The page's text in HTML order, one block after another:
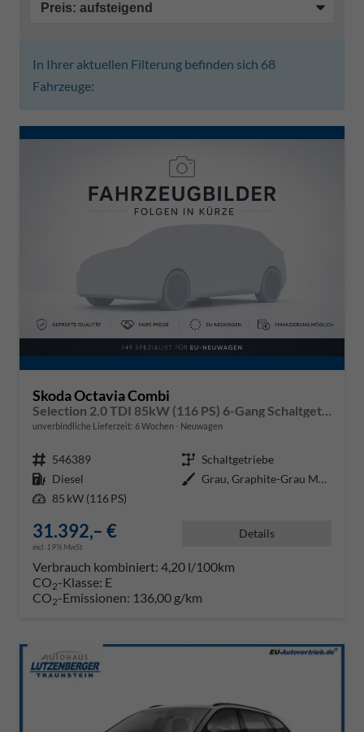
In Ihrer aktuellen Filterung befinden sich 68
Fahrzeuge:
Skoda Octavia Combi
unverbindliche Lieferzeit: 6 Wochen Neuwagen
Fahrzeugnr. 546389 Getriebe Schaltgetriebe
Kraftstoff Diesel Außenfarbe
Grau, Graphite-Grau Metallic (5X
Leistung 85 kW (116 PS)
31.392,– €
incl. 19% MwSt.
Details
Verbrauch kombiniert: 4,20 l/100km
CO2-Klasse: E
CO2-Emissionen: 136,00 g/km